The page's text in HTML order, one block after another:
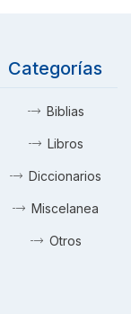
Categorías
Biblias
Libros
Diccionarios
Miscelanea
Otros